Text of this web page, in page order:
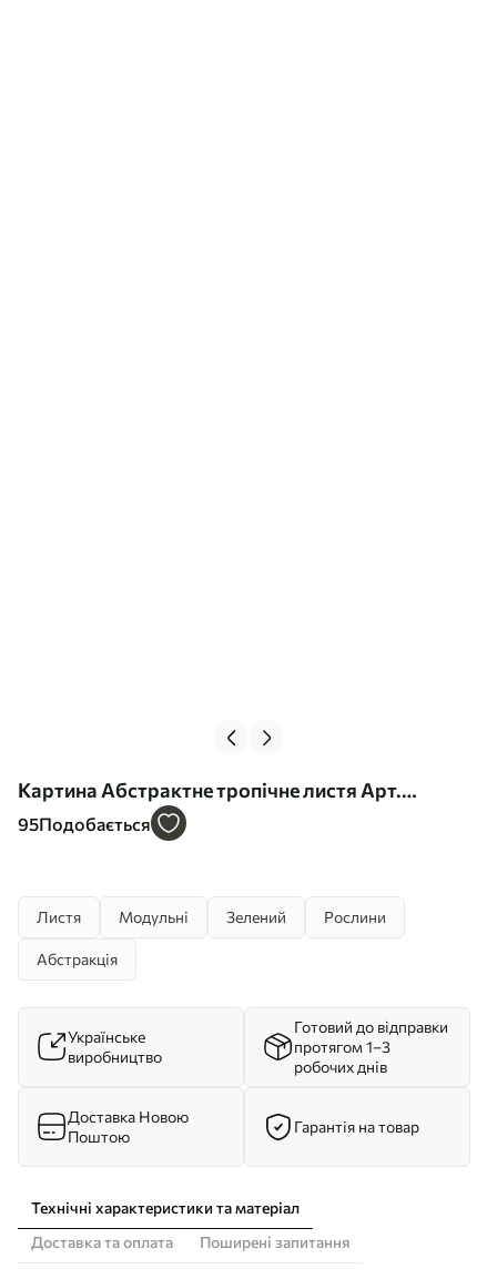
Картина Абстрактне тропічне листя Арт.
m00671
95Подобається
Листя Модульні Зелений Рослини
Абстракція
Українське
виробництво
Готовий до відправки
протягом 1–3
робочих днів
Доставка Новою
Поштою
Гарантія на товар
Технічні характеристики та матеріал
Доставка та оплата
Поширені запитання